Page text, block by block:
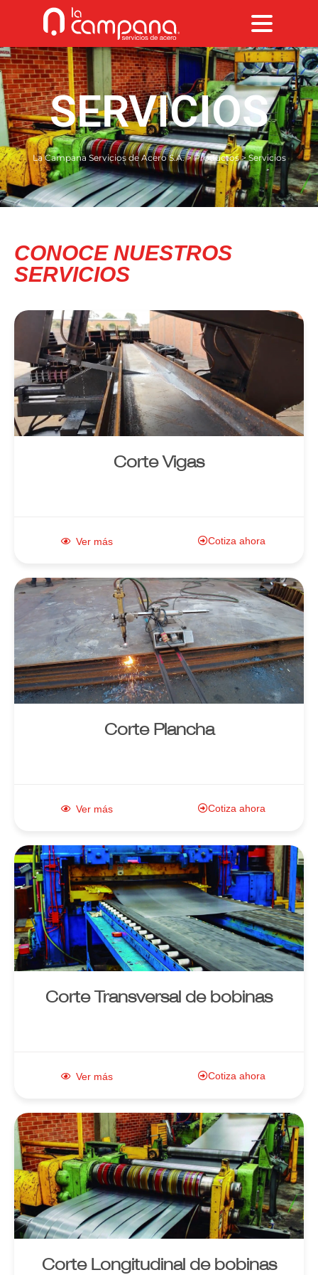
SERVICIOS
La Campana Servicios de Acero S.A.>Productos>Servicios
CONOCE NUESTROS
SERVICIOS
Enlace al
producto
Corte Vigas
Ver más Cotiza ahora
Enlace al
producto
Corte Plancha
Ver más Cotiza ahora
Enlace al
producto
Corte Transversal de bobinas
Ver más Cotiza ahora
Enlace al
producto
Corte Longitudinal de bobinas